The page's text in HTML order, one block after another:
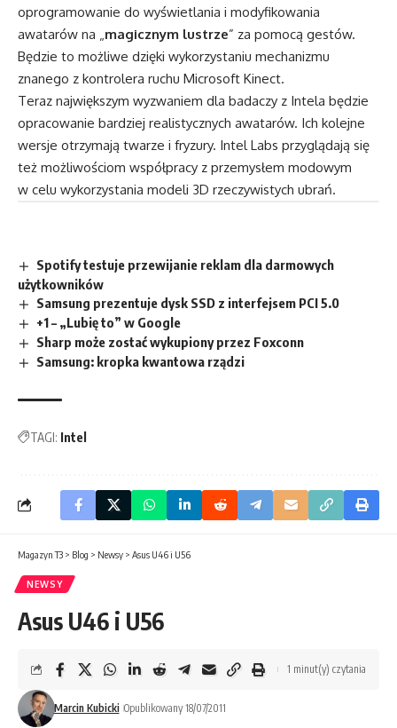
oprogramowanie do wyświetlania i modyfikowania
awatarów na „magicznym lustrze” za pomocą gestów.
Będzie to możliwe dzięki wykorzystaniu mechanizmu
znanego z kontrolera ruchu Microsoft Kinect.
Teraz największym wyzwaniem dla badaczy z Intela będzie
opracowanie bardziej realistycznych awatarów. Ich kolejne
wersje otrzymają twarze i fryzury. Intel Labs przyglądają się
też możliwościom współpracy z przemysłem modowym
w celu wykorzystania modeli 3D rzeczywistych ubrań.
Spotify testuje przewijanie reklam dla darmowych
użytkowników
Samsung prezentuje dysk SSD z interfejsem PCI 5.0
+1 – „Lubię to” w Google
Sharp może zostać wykupiony przez Foxconn
Samsung: kropka kwantowa rządzi
TAGI: Intel
Magazyn T3 > Blog > Newsy > Asus U46 i U56
NEWSY
Asus U46 i U56
Marcin Kubicki Opublikowany 18/07/2011
1 minut(y) czytania